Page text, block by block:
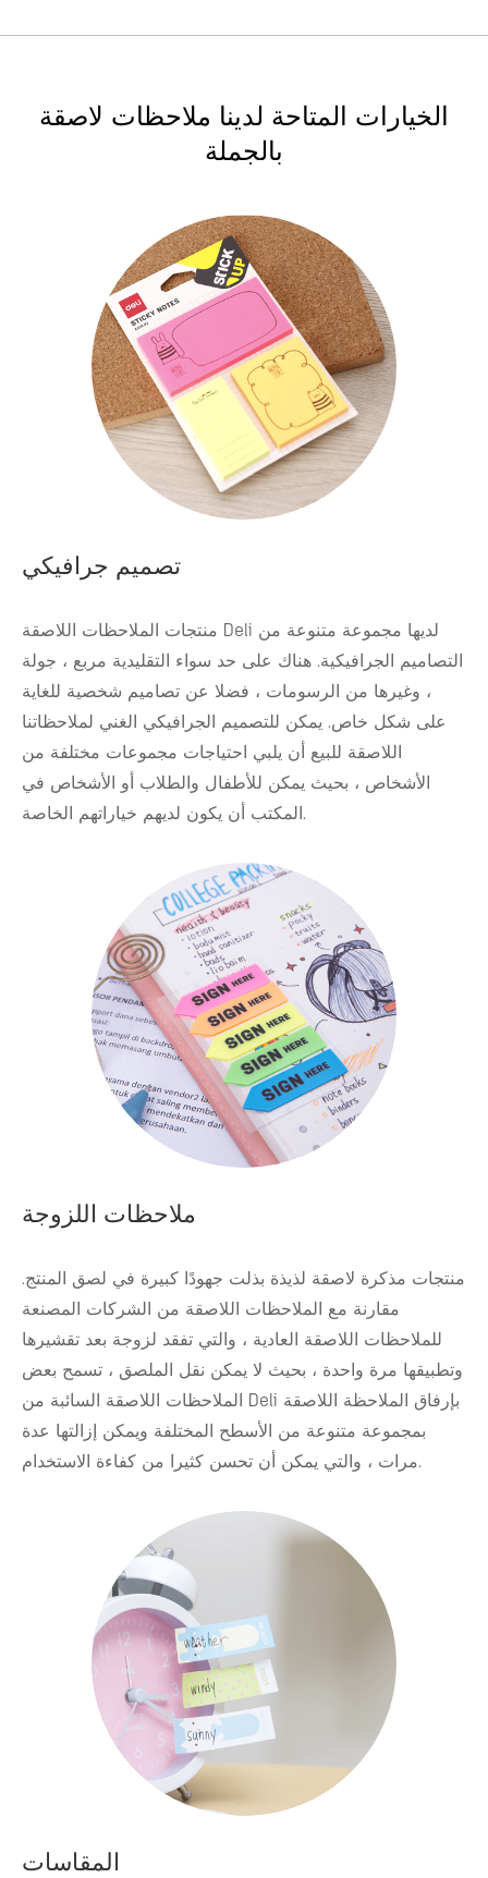
الخيارات المتاحة لدينا ملاحظات لاصقة
بالجملة
تصميم جرافيكي
منتجات الملاحظات اللاصقة Deli لديها مجموعة متنوعة من
التصاميم الجرافيكية. هناك على حد سواء التقليدية مربع ، جولة
، وغيرها من الرسومات ، فضلا عن تصاميم شخصية للغاية
على شكل خاص. يمكن للتصميم الجرافيكي الغني لملاحظاتنا
اللاصقة للبيع أن يلبي احتياجات مجموعات مختلفة من
الأشخاص ، بحيث يمكن للأطفال والطلاب أو الأشخاص في
المكتب أن يكون لديهم خياراتهم الخاصة.
ملاحظات اللزوجة
منتجات مذكرة لاصقة لذيذة بذلت جهودًا كبيرة في لصق المنتج.
مقارنة مع الملاحظات اللاصقة من الشركات المصنعة
للملاحظات اللاصقة العادية ، والتي تفقد لزوجة بعد تقشيرها
وتطبيقها مرة واحدة ، بحيث لا يمكن نقل الملصق ، تسمح بعض
الملاحظات اللاصقة السائبة من Deli بإرفاق الملاحظة اللاصقة
بمجموعة متنوعة من الأسطح المختلفة ويمكن إزالتها عدة
مرات ، والتي يمكن أن تحسن كثيرا من كفاءة الاستخدام.
المقاسات